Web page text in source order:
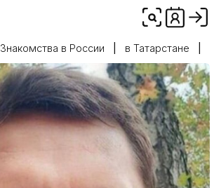
Знакомства в России в Татарстане